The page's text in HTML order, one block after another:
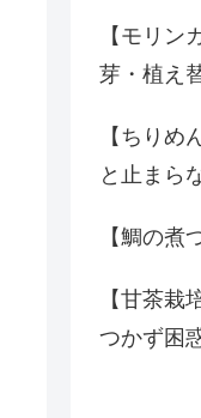
【モリン
芽・植え
【ちりめ
と止まら
【鯛の煮
【甘茶栽
つかず困